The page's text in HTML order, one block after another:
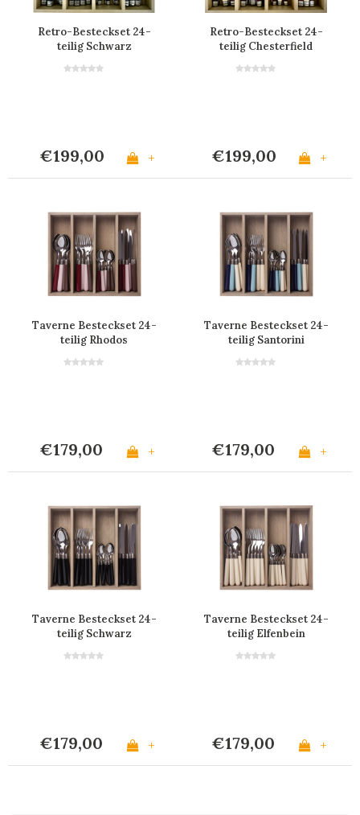
Retro-Besteckset 24-
teilig Schwarz
€199,00 +
Retro-Besteckset 24-
teilig Chesterfield
€199,00 +
Taverne Besteckset 24-
teilig Rhodos
€179,00 +
Taverne Besteckset 24-
teilig Santorini
€179,00 +
Taverne Besteckset 24-
teilig Schwarz
€179,00 +
Taverne Besteckset 24-
teilig Elfenbein
€179,00 +